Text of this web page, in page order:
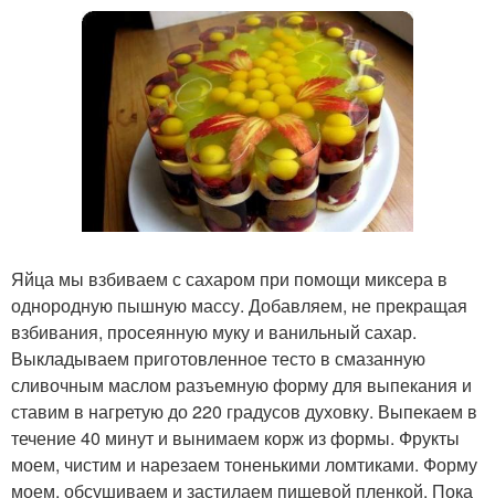
Яйца мы взбиваем с сахаром при помощи миксера в
однородную пышную массу. Добавляем, не прекращая
взбивания, просеянную муку и ванильный сахар.
Выкладываем приготовленное тесто в смазанную
сливочным маслом разъемную форму для выпекания и
ставим в нагретую до 220 градусов духовку. Выпекаем в
течение 40 минут и вынимаем корж из формы. Фрукты
моем, чистим и нарезаем тоненькими ломтиками. Форму
моем, обсушиваем и застилаем пищевой пленкой. Пока